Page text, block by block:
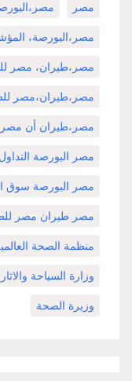
مصر
مصر،البورصة،
مصر،طيران، مصر
مصر،طيران،مصر
مصر،طيران أن مصر
مصر البورصة
مصر البورصة سوق
مصر طيران مصر
منظمة الصحة
وزارة السياحة والاثار
وزيرة الصحة